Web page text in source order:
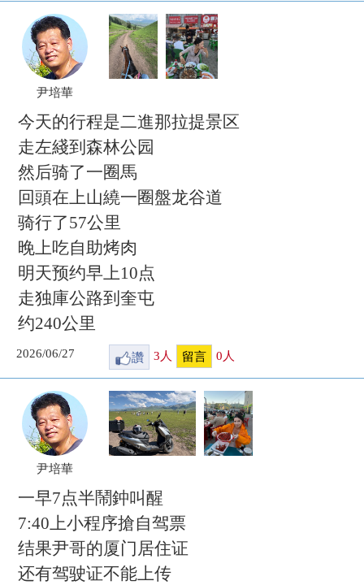
尹培華
今天的行程是二進那拉提景区
走左綫到森林公园
然后骑了一圈馬
回頭在上山繞一圈盤龙谷道
骑行了57公里
晚上吃自助烤肉
明天预约早上10点
走独庫公路到奎屯
约240公里
2026/06/27 讚 3 人 留言 0 人
尹培華
一早7点半鬧鈡叫醒
7:40上小程序搶自驾票
结果尹哥的厦门居住证
还有驾驶证不能上传